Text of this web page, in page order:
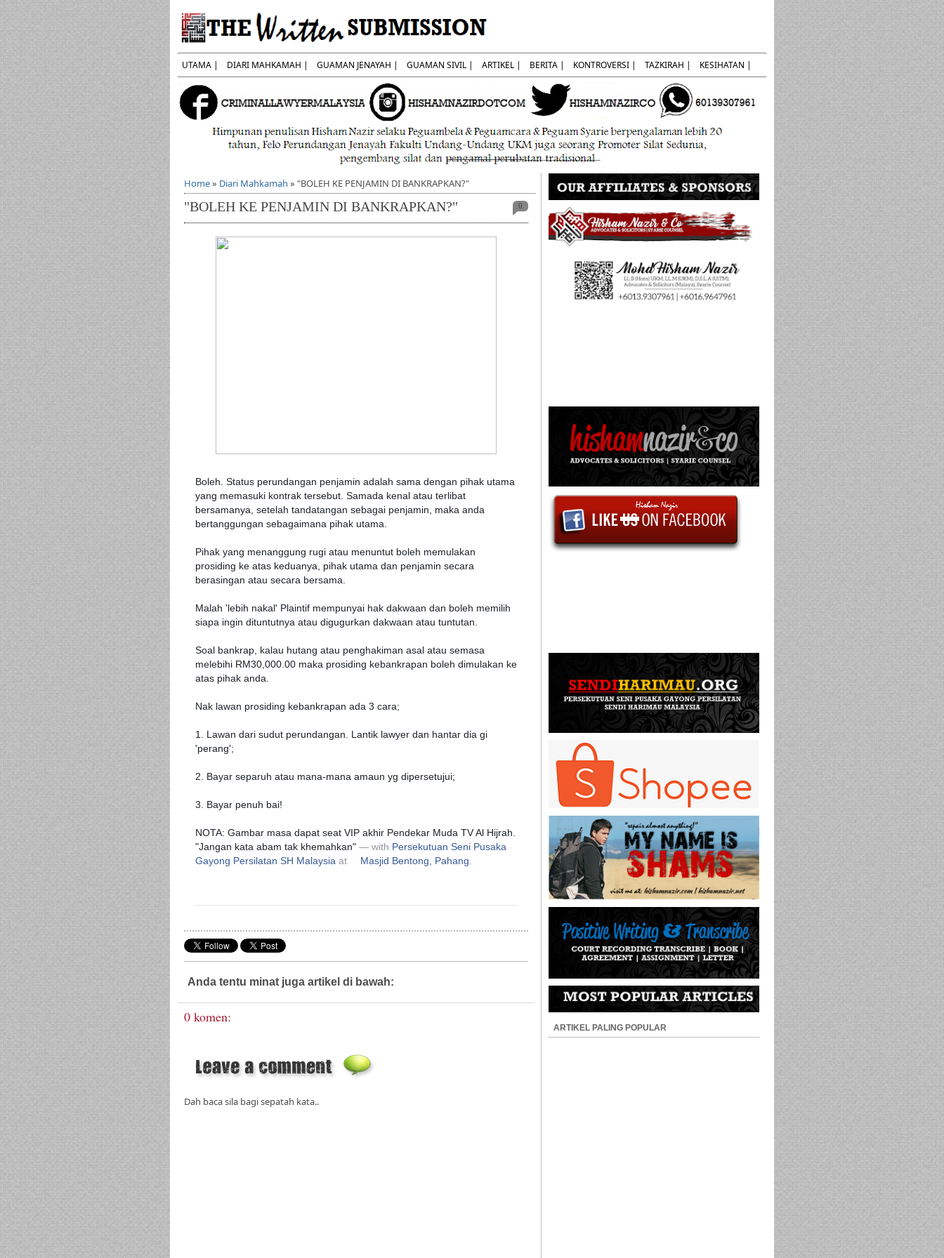
UTAMA | DIARI MAHKAMAH | GUAMAN JENAYAH | GUAMAN SIVIL | ARTIKEL | BERITA | KONTROVERSI | TAZKIRAH | KESIHATAN |
Home» Diari Mahkamah » "BOLEH KE PENJAMIN DI BANKRAPKAN?"
0
"BOLEH KE PENJAMIN DI BANKRAPKAN?"
Boleh. Status perundangan penjamin adalah sama dengan pihak utama
yang memasuki kontrak tersebut. Samada kenal atau terlibat
bersamanya, setelah tandatangan sebagai penjamin, maka anda
bertanggungan sebagaimana pihak utama.
Pihak yang menanggung rugi atau menuntut boleh memulakan
prosiding ke atas keduanya, pihak utama dan penjamin secara
berasingan atau secara bersama.
Malah 'lebih nakal' Plaintif mempunyai hak dakwaan dan boleh memilih
siapa ingin dituntutnya atau digugurkan dakwaan atau tuntutan.
Soal bankrap, kalau hutang atau penghakiman asal atau semasa
melebihi RM30,000.00 maka prosiding kebankrapan boleh dimulakan ke
atas pihak anda.
Nak lawan prosiding kebankrapan ada 3 cara;
1. Lawan dari sudut perundangan. Lantik lawyer dan hantar dia gi
'perang';
2. Bayar separuh atau mana-mana amaun yg dipersetujui;
3. Bayar penuh bai!
NOTA: Gambar masa dapat seat VIP akhir Pendekar Muda TV Al Hijrah.
"Jangan kata abam tak khemahkan" — with Persekutuan Seni Pusaka
Gayong Persilatan SH Malaysia at Masjid Bentong, Pahang
Anda tentu minat juga artikel di bawah:
0 komen:
Dah baca sila bagi sepatah kata..
ARTIKEL PALING POPULAR